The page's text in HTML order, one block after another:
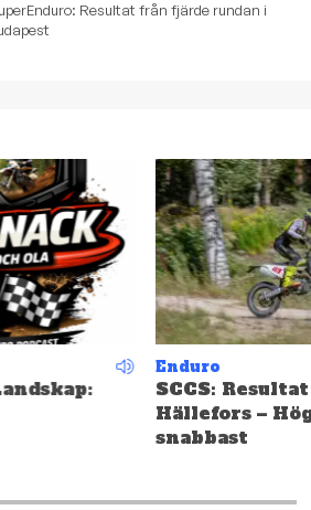
Resultat från fjärde rundan i
Enduro
SCCS:
Hällefors –
snabbast